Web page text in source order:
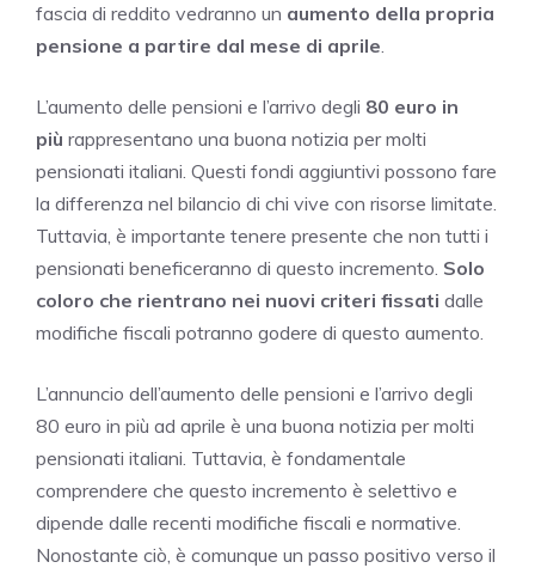
fascia di reddito vedranno un aumento della propria
pensione a partire dal mese di aprile
L’aumento delle pensioni e l’arrivo degli 80 euro in
più rappresentano una buona notizia per molti
pensionati italiani. Questi fondi aggiuntivi possono fare
la differenza nel bilancio di chi vive con risorse limitate.
Tuttavia, è importante tenere presente che non tutti i
pensionati beneficeranno di questo incremento. Solo
coloro che rientrano nei nuovi criteri fissati dalle
modifiche fiscali potranno godere di questo aumento.
L’annuncio dell’aumento delle pensioni e l’arrivo degli
80 euro in più ad aprile è una buona notizia per molti
pensionati italiani. Tuttavia, è fondamentale
comprendere che questo incremento è selettivo e
dipende dalle recenti modifiche fiscali e normative.
Nonostante ciò, è comunque un passo positivo verso il